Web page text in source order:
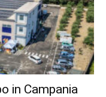
in Campania